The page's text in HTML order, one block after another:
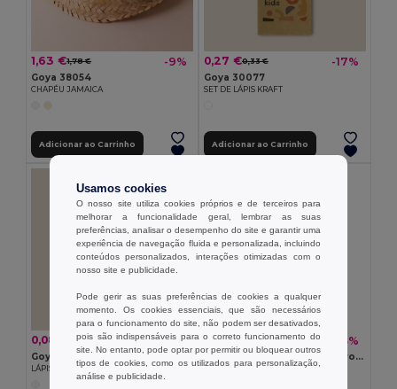
1,63 €1,78 € -9%
Goya 38054
CHAPÉU JAMAICA
Adicionar ao Carrinho
0,27 €0,33 € -17%
Goya 30077
SET DE LÁPIS KRAFT
Adicionar ao Carrinho
0,08 € 0,10 € -18%
Goya 50555
LÁPIS SURGEON
0,27 € 0,41 € -33%
SUORA Porta-chaves de feltro RPET
GiftRetail MO6508
Usamos cookies
O nosso site utiliza cookies próprios e de terceiros para
melhorar a funcionalidade geral, lembrar as suas
preferências, analisar o desempenho do site e garantir uma
experiência de navegação fluida e personalizada, incluindo
conteúdos personalizados, interações otimizadas com o
nosso site e publicidade.
Pode gerir as suas preferências de cookies a qualquer
momento. Os cookies essenciais, que são necessários
para o funcionamento do site, não podem ser desativados,
pois são indispensáveis para o correto funcionamento do
site. No entanto, pode optar por permitir ou bloquear outros
tipos de cookies, como os utilizados para personalização,
análise e publicidade.